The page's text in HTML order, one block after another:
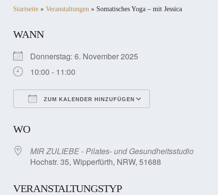
Startseite» Veranstaltungen» Somatisches Yoga – mit Jessica
WANN
Donnerstag: 6. November 2025
10:00 - 11:00
ZUM KALENDER HINZUFÜGEN
WO
MIR ZULIEBE - Pilates- und Gesundheitsstudio
Hochstr. 35, Wipperfürth, NRW, 51688
VERANSTALTUNGSTYP